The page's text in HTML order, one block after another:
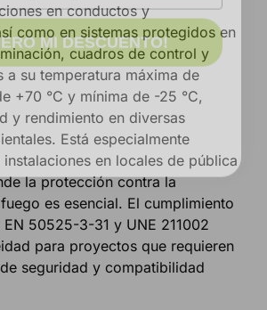
en conductos y
como en sistemas protegidos en
cuadros de control y
a su temperatura máxima de
+70 °C y mínima de -25 °C,
y rendimiento en diversas
Está especialmente
en locales de pública
la protección contra la
es esencial. El cumplimiento
50525-3-31 y UNE 211002
para proyectos que requieren
seguridad y compatibilidad
MI DESCUENTO!